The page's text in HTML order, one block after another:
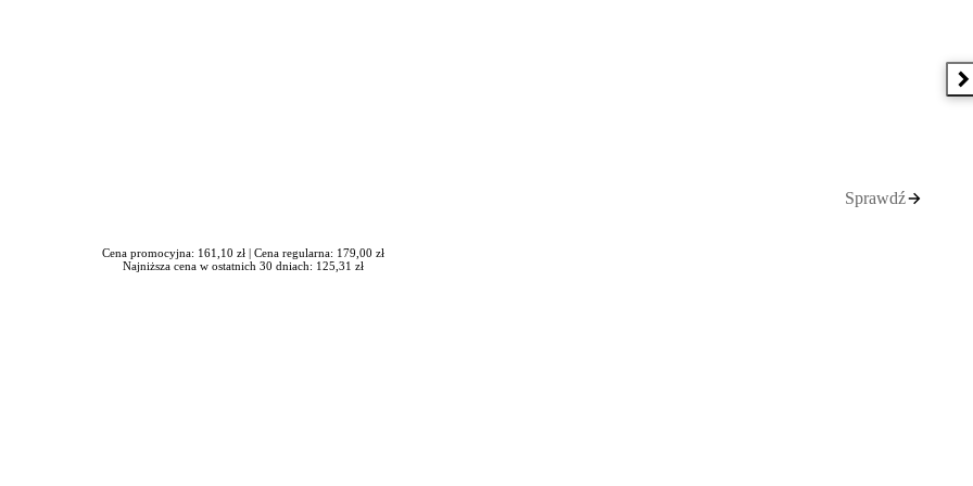
Sprawdź
Cena promocyjna: 161,10 zł | Cena regularna: 179,00 zł
Najniższa cena w ostatnich 30 dniach: 125,31 zł